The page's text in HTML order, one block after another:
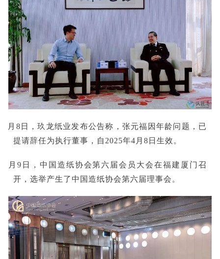
月8日，玖龙纸业发布公告称，张元福因年龄问题，已
提请辞任为执行董事，自2025年4月8日生效。
月9日，中国造纸协会第六届会员大会在福建厦门召
开，选举产生了中国造纸协会第六届理事会。